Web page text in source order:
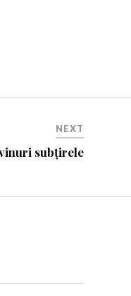
NEXT
subțirele